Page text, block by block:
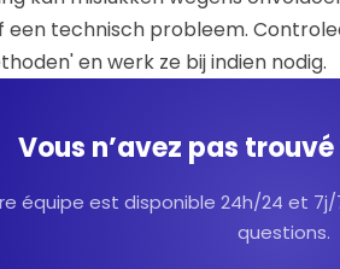
een technisch probleem.
en werk ze bij indien nodig.
Vous n’avez pas
équipe est disponible 24h/24 et
questions.